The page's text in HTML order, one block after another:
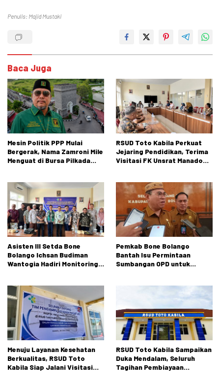
Penulis: Majid Mustaki
Baca Juga
Mesin Politik PPP Mulai
Bergerak, Nama Zamroni Mile
Menguat di Bursa Pilkada
RSUD Toto Kabila Perkuat
Jejaring Pendidikan, Terima
Visitasi FK Unsrat Manado
Asisten III Setda Bone
Bolango Ichsan Budiman
Wantogia Hadiri Monitoring,
Uronefrologi oleh
Kementerian Kesehatan RI
dan RSUP Dr. Hasan Sadikin
Bandung
Pemkab Bone Bolango
Bantah Isu Permintaan
Sumbangan OPD untuk
Menuju Layanan Kesehatan
Berkualitas, RSUD Toto
Kabila Siap Jalani Visitasi
RSUD Toto Kabila Sampaikan
Duka Mendalam, Seluruh
Tagihan Pembiayaan